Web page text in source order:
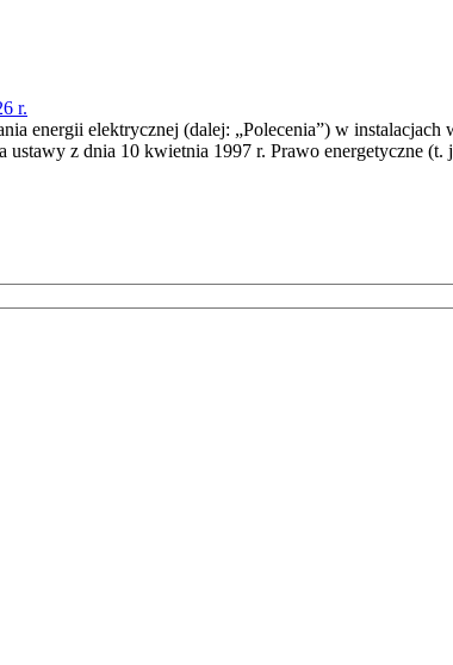
r.
energii elektrycznej (dalej: „Polecenia”) w instalacjach
ustawy z dnia 10 kwietnia 1997 r. Prawo energetyczne